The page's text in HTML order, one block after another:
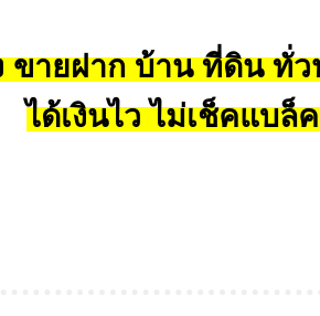
ขายฝาก บ้าน ที่ดิน ทั่ว
ได้เงินไว ไม่เช็คแบล็